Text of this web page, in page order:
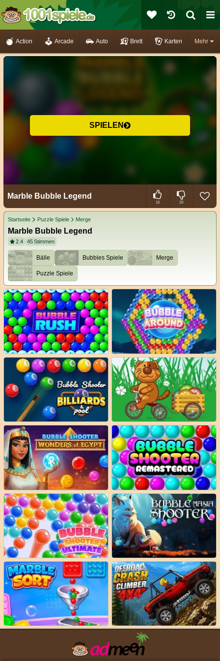
Mehr
Action Arcade Auto Brett Karten
SPIELEN
Marble Bubble Legend
16 29
Startseite Puzzle Spiele Merge
Marble Bubble Legend
2.4 45Stimmen
Bälle Bubbles Spiele Merge
Puzzle Spiele